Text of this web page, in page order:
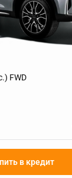
FWD
в кредит